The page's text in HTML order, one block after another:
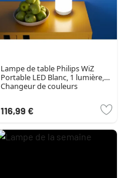
Lampe de table Philips WiZ
Portable LED Blanc, 1 lumière,
Changeur de couleurs
116,99 €